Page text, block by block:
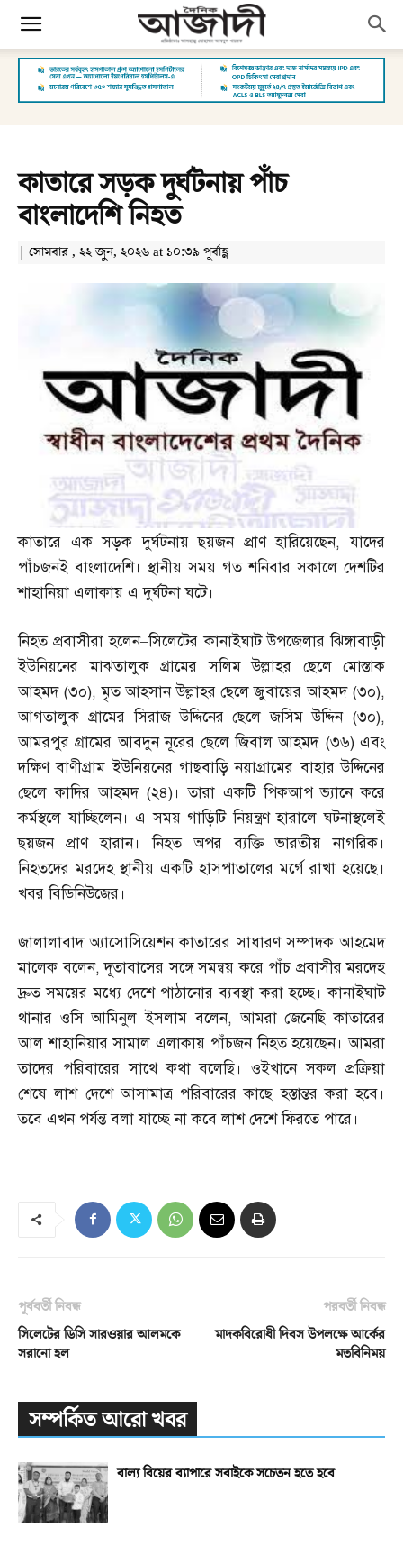
কাতারে সড়ক দুর্ঘটনায় পাঁচ
বাংলাদেশি নিহত
| সোমবার , ২২ জুন, ২০২৬ at ১০:৩৯ পূর্বাহ্ণ
কাতারে এক সড়ক দুর্ঘটনায় ছয়জন প্রাণ হারিয়েছেন,যাদের
পাঁচজনই বাংলাদেশি। স্থানীয় সময় গত শনিবার সকালে দেশটির
শাহানিয়া এলাকায় এ দুর্ঘটনা ঘটে।
নিহত প্রবাসীরা হলেন–সিলেটের কানাইঘাট উপজেলার ঝিঙ্গাবাড়ী
ইউনিয়নের মাঝতালুক গ্রামের সলিম উল্লাহর ছেলে মোস্তাক
আহমদ (৩০),মৃত আহসান উল্লাহর ছেলে জুবায়ের আহমদ (৩০),
আগতালুক গ্রামের সিরাজ উদ্দিনের ছেলে জসিম উদ্দিন (৩০),
আমরপুর গ্রামের আবদুন নূরের ছেলে জিবাল আহমদ (৩৬) এবং
দক্ষিণ বাণীগ্রাম ইউনিয়নের গাছবাড়ি নয়াগ্রামের বাহার উদ্দিনের
ছেলে কাদির আহমদ (২৪)। তারা একটি পিকআপ ভ্যানে করে
কর্মস্থলে যাচ্ছিলেন। এ সময় গাড়িটি নিয়ন্ত্রণ হারালে ঘটনাস্থলেই
ছয়জন প্রাণ হারান। নিহত অপর ব্যক্তি ভারতীয় নাগরিক।
নিহতদের মরদেহ স্থানীয় একটি হাসপাতালের মর্গে রাখা হয়েছে।
খবর বিডিনিউজের।
জালালাবাদ অ্যাসোসিয়েশন কাতারের সাধারণ সম্পাদক আহমেদ
মালেক বলেন,দূতাবাসের সঙ্গে সমন্বয় করে পাঁচ প্রবাসীর মরদেহ
দ্রুত সময়ের মধ্যে দেশে পাঠানোর ব্যবস্থা করা হচ্ছে। কানাইঘাট
থানার ওসি আমিনুল ইসলাম বলেন,আমরা জেনেছি কাতারের
আল শাহানিয়ার সামাল এলাকায় পাঁচজন নিহত হয়েছেন। আমরা
তাদের পরিবারের সাথে কথা বলেছি। ওইখানে সকল প্রক্রিয়া
শেষে লাশ দেশে আসামাত্র পরিবারের কাছে হস্তান্তর করা হবে।
তবে এখন পর্যন্ত বলা যাচ্ছে না কবে লাশ দেশে ফিরতে পারে।
পূর্ববর্তী নিবন্ধ
সিলেটের ডিসি সারওয়ার আলমকে
সরানো হল
পরবর্তী নিবন্ধ
মাদকবিরোধী দিবস উপলক্ষে আর্কের
মতবিনিময়
সম্পর্কিত আরো খবর
বাল্য বিয়ের ব্যাপারে সবাইকে সচেতন হতে হবে